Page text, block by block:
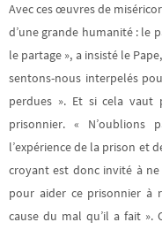
Avec ces œuvres de
d’une grande humanité : le
le partage », a insisté le
sentons-nous interpelés
perdues ». Et si cela
prisonnier. «
l’expérience de la prison et
croyant est donc invité à
pour aider ce prisonnier à
cause du mal qu’il a fait ».